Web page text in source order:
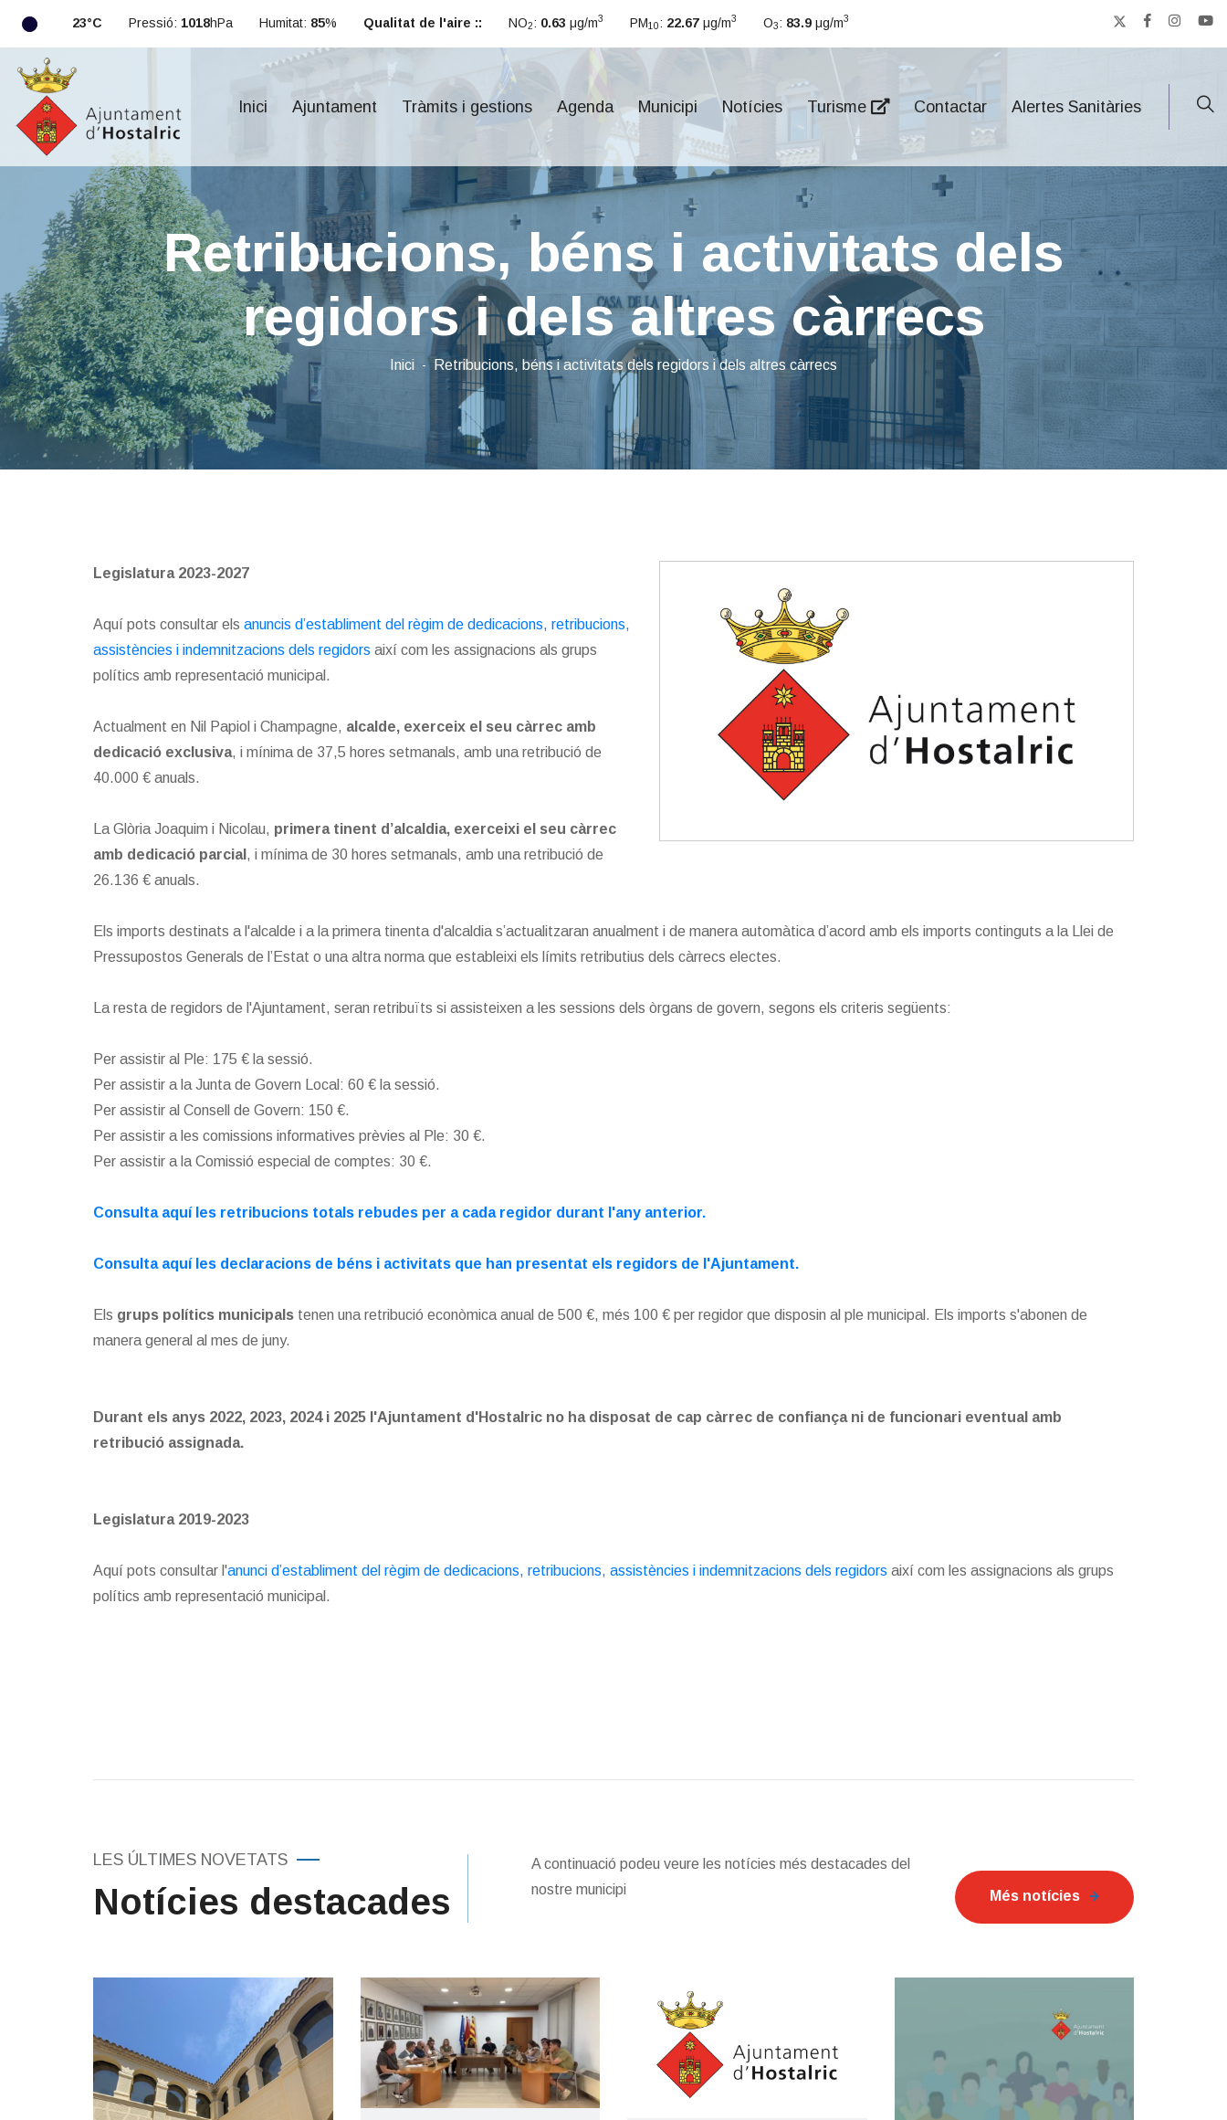
23°C Pressió: 1018hPa Humitat: 85% Qualitat de l'aire :: NO2: 0.63 μg/m3 PM10: 22.67 μg/m3 O3: 83.9 μg/m3
Inici Ajuntament Tràmits i gestions Agenda Municipi Notícies Turisme Contactar Alertes Sanitàries
Retribucions, béns i activitats dels
regidors i dels altres càrrecs
Inici Retribucions, béns i activitats dels regidors i dels altres càrrecs
Legislatura 2023-2027
Aquí pots consultar els anuncis d’establiment del règim de dedicacions, retribucions,
assistències i indemnitzacions dels regidors així com les assignacions als grups
polítics amb representació municipal.
Actualment en Nil Papiol i Champagne, alcalde, exerceix el seu càrrec amb
dedicació exclusiva, i mínima de 37,5 hores setmanals, amb una retribució de
40.000 € anuals.
La Glòria Joaquim i Nicolau, primera tinent d’alcaldia, exerceixi el seu càrrec
amb dedicació parcial , i mínima de 30 hores setmanals, amb una retribució de
26.136 € anuals.
Els imports destinats a l'alcalde i a la primera tinenta d'alcaldia s’actualitzaran anualment i de manera automàtica d’acord amb els imports continguts a la Llei de
Pressupostos Generals de l’Estat o una altra norma que estableixi els límits retributius dels càrrecs electes.
La resta de regidors de l'Ajuntament, seran retribuïts si assisteixen a les sessions dels òrgans de govern, segons els criteris següents:
Per assistir al Ple: 175 € la sessió.
Per assistir a la Junta de Govern Local: 60 € la sessió.
Per assistir al Consell de Govern: 150 €.
Per assistir a les comissions informatives prèvies al Ple: 30 €.
Per assistir a la Comissió especial de comptes: 30 €.
Consultaaquí les retribucions totals rebudes per a cada regidor durant l'any anterior.
Consulta aquí les declaracions de béns i activitats que han presentat els regidors de l'Ajuntament.
Els grups polítics municipals tenen una retribució econòmica anual de 500 €, més 100 € per regidor que disposin al ple municipal. Els imports s'abonen de
manera general al mes de juny.
Durant els anys 2022, 2023, 2024 i 2025 l'Ajuntament d'Hostalric no ha disposat de cap càrrec de confiança ni de funcionari eventual amb
retribució assignada.
Legislatura 2019-2023
Aquí pots consultar l'anunci d’establiment del règim de dedicacions, retribucions, assistències i indemnitzacions dels regidors així com les assignacions als grups
polítics amb representació municipal.
LES ÚLTIMES NOVETATS
Notícies destacades
A continuació podeu veure les notícies més destacades del
nostre municipi
Més notícies